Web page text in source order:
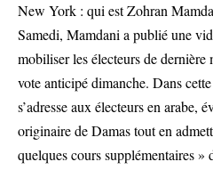
New York : qui est Zohran
Samedi, Mamdani a publié une
mobiliser les électeurs de
vote anticipé dimanche. Dans
s’adresse aux électeurs en arabe,
originaire de Damas tout en
quelques cours supplémentaires »